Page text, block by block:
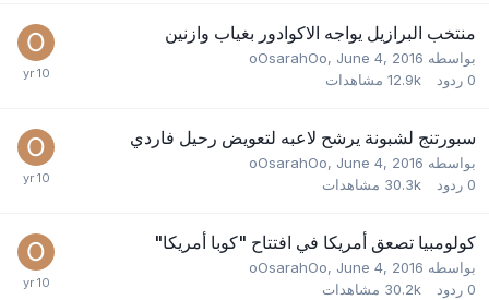
منتخب البرازيل يواجه الاكوادور بغياب وازنين
بواسطه oOsarahOo ,June 4, 2016
0 ردود 12.9k مشاهدات
سبورتنج لشبونة يرشح لاعبه لتعويض رحيل فاردي
بواسطه oOsarahOo ,June 4, 2016
0 ردود 30.3k مشاهدات
كولومبيا تصعق أمريكا في افتتاح "كوبا أمريكا"
بواسطه oOsarahOo ,June 4, 2016
0 ردود 30.2k مشاهدات